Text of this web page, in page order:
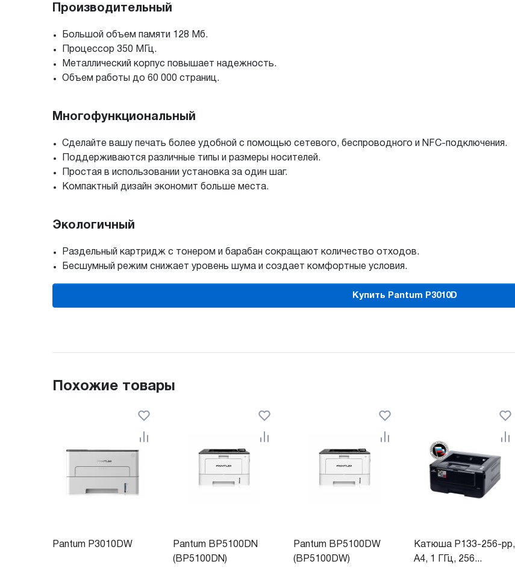
Производительный
Большой объем памяти 128 Мб.
Процессор 350 МГц.
Металлический корпус повышает надежность.
Объем работы до 60 000 страниц.
Многофункциональный
Сделайте вашу печать более удобной с помощью сетевого, беспроводного и NFC-подключения.
Поддерживаются различные типы и размеры носителей.
Простая в использовании установка за один шаг.
Компактный дизайн экономит больше места.
Экологичный
Раздельный картридж с тонером и барабан сокращают количество отходов.
Бесшумный режим снижает уровень шума и создает комфортные условия.
Купить Pantum P3010D
Похожие товары
Pantum P3010DW
Pantum BP5100DN
(BP5100DN)
Pantum BP5100DW
(BP5100DW)
Катюша P133-256-pp,
A4, 1 ГГц, 256...